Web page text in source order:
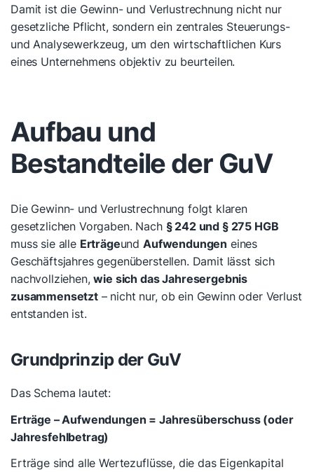
Damit ist die Gewinn- und Verlustrechnung nicht nur
gesetzliche Pflicht, sondern ein zentrales Steuerungs-
und Analysewerkzeug, um den wirtschaftlichen Kurs
eines Unternehmens objektiv zu beurteilen.
Aufbau und
Bestandteile der GuV
Die Gewinn- und Verlustrechnung folgt klaren
gesetzlichen Vorgaben. Nach § 242 und § 275 HGB
muss sie alle ErträgeundAufwendungen eines
Geschäftsjahres gegenüberstellen. Damit lässt sich
nachvollziehen,wie sich das Jahresergebnis
zusammensetzt– nicht nur, ob ein Gewinn oder Verlust
entstanden ist.
Grundprinzip der GuV
Das Schema lautet:
Erträge – Aufwendungen = Jahresüberschuss (oder
Jahresfehlbetrag)
Erträge sind alle Wertezuflüsse, die das Eigenkapital